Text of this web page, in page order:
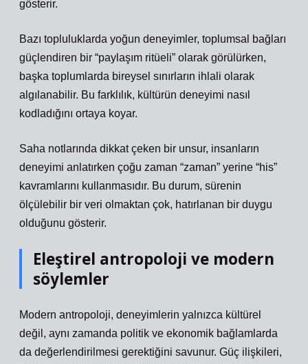
gösterir.
Bazı topluluklarda yoğun deneyimler, toplumsal bağları
güçlendiren bir “paylaşım ritüeli” olarak görülürken,
başka toplumlarda bireysel sınırların ihlali olarak
algılanabilir. Bu farklılık, kültürün deneyimi nasıl
kodladığını ortaya koyar.
Saha notlarında dikkat çeken bir unsur, insanların
deneyimi anlatırken çoğu zaman “zaman” yerine “his”
kavramlarını kullanmasıdır. Bu durum, sürenin
ölçülebilir bir veri olmaktan çok, hatırlanan bir duygu
olduğunu gösterir.
Eleştirel antropoloji ve modern
söylemler
Modern antropoloji, deneyimlerin yalnızca kültürel
değil, aynı zamanda politik ve ekonomik bağlamlarda
da değerlendirilmesi gerektiğini savunur. Güç ilişkileri,